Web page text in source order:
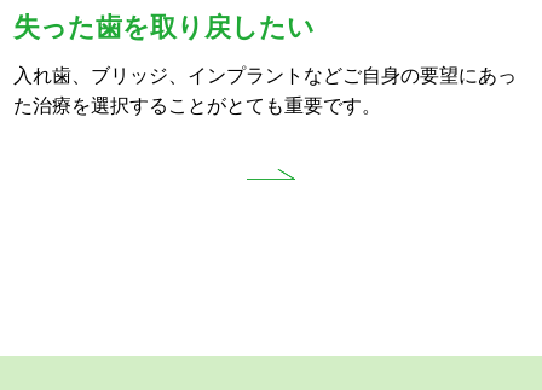
失った歯を取り戻したい
入れ歯、ブリッジ、インプラントなどご自身の要望にあっ
た治療を選択することがとても重要です。